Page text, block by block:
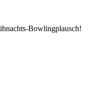
Bowlingplausch!